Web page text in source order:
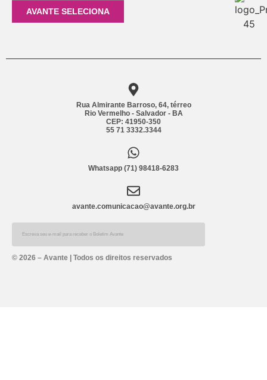
AVANTE SELECIONA
Rua Almirante Barroso, 64, térreo
Rio Vermelho - Salvador - BA
CEP: 41950-350
55 71 3332.3344
Whatsapp (71) 98418-6283
avante.comunicacao@avante.org.br
Alternative:
© 2026 – Avante | Todos os direitos reservados